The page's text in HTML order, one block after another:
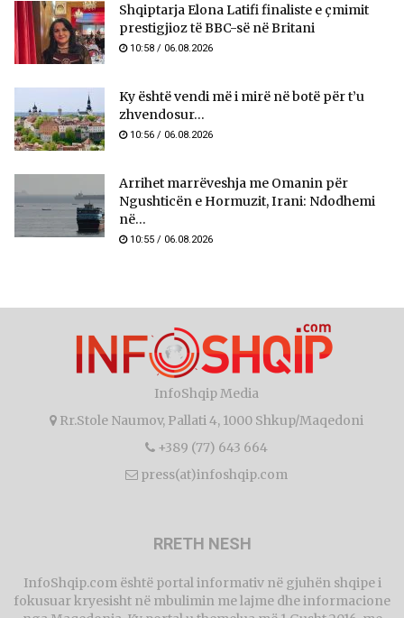
Shqiptarja Elona Latifi finaliste e çmimit
prestigjioz të BBC-së në Britani
10:58 / 06.08.2026
Ky është vendi më i mirë në botë për t’u
zhvendosur...
10:56 / 06.08.2026
Arrihet marrëveshja me Omanin për
Ngushticën e Hormuzit, Irani: Ndodhemi
në...
10:55 / 06.08.2026
InfoShqip Media
Rr.Stole Naumov, Pallati 4, 1000 Shkup/Maqedoni
+389 (77) 643 664
press(at)infoshqip.com
RRETH NESH
InfoShqip.com është portal informativ në gjuhën shqipe i
fokusuar kryesisht në mbulimin me lajme dhe informacione